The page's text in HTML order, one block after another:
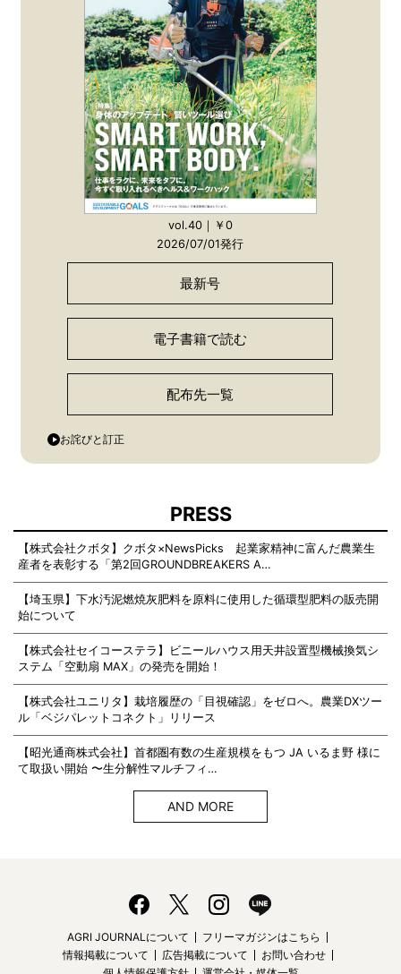
vol.40｜￥0
2026/07/01発行
最新号
電子書籍で読む
配布先一覧
お詫びと訂正
PRESS
【株式会社クボタ】クボタ×NewsPicks 起業家精神に富んだ農業生
産者を表彰する「第2回GROUNDBREAKERS A…
【埼玉県】下水汚泥燃焼灰肥料を原料に使用した循環型肥料の販売開
始について
【株式会社セイコーステラ】ビニールハウス用天井設置型機械換気シ
ステム「空動扇 MAX」の発売を開始！
【株式会社ユニリタ】栽培履歴の「目視確認」をゼロへ。農業DXツー
ル「ベジパレットコネクト」リリース
【昭光通商株式会社】首都圏有数の生産規模をもつ JA いるま野 様に
て取扱い開始 〜生分解性マルチフィ…
AND MORE
AGRI JOURNALについて
フリーマガジンはこちら
情報掲載について
広告掲載について
お問い合わせ